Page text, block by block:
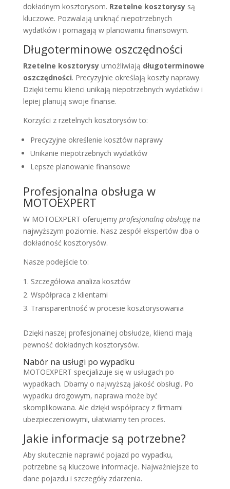
dokładnym kosztorysom. Rzetelne kosztorysysą
kluczowe. Pozwalają uniknąć niepotrzebnych
wydatków i pomagają w planowaniu finansowym.
Długoterminowe oszczędności
Rzetelne kosztorysyumożliwiają długoterminowe
oszczędności. Precyzyjnie określają koszty naprawy.
Dzięki temu klienci unikają niepotrzebnych wydatków i
lepiej planują swoje finanse.
Korzyści z rzetelnych kosztorysów to:
Precyzyjne określenie kosztów naprawy
Unikanie niepotrzebnych wydatków
Lepsze planowanie finansowe
Profesjonalna obsługa w
MOTOEXPERT
W MOTOEXPERT oferujemy profesjonalną obsługęna
najwyższym poziomie. Nasz zespół ekspertów dba o
dokładność kosztorysów.
Nasze podejście to:
Szczegółowa analiza kosztów
Współpraca z klientami
Transparentność w procesie kosztorysowania
Dzięki naszej profesjonalnej obsłudze, klienci mają
pewność dokładnych kosztorysów.
Nabór na usługi po wypadku
MOTOEXPERT specjalizuje się w usługach po
wypadkach. Dbamy o najwyższą jakość obsługi. Po
wypadku drogowym, naprawa może być
skomplikowana. Ale dzięki współpracy z firmami
ubezpieczeniowymi, ułatwiamy ten proces.
Jakie informacje są potrzebne?
Aby skutecznie naprawić pojazd po wypadku,
potrzebne są kluczowe informacje. Najważniejsze to
dane pojazdu i szczegóły zdarzenia.